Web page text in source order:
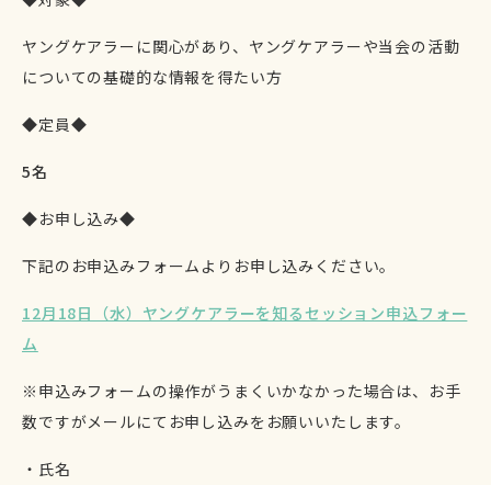
ヤングケアラーに関心があり、ヤングケアラーや当会の活動
についての基礎的な情報を得たい方
◆定員◆
5名
◆お申し込み◆
下記のお申込みフォームよりお申し込みください。
12月18日（水）ヤングケアラーを知るセッション申込フォー
ム
※申込みフォームの操作がうまくいかなかった場合は、お手
数ですがメールにてお申し込みをお願いいたします。
・氏名